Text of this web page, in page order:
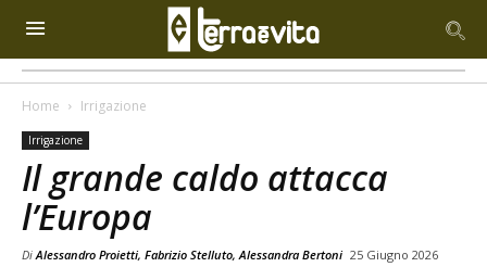
Home Irrigazione
Irrigazione
Il grande caldo attacca
l’Europa
DiAlessandro Proietti, Fabrizio Stelluto, Alessandra Bertoni 25 Giugno 2026